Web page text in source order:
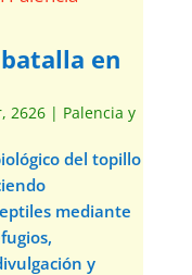
en
2626| Palencia y
del topillo
mediante
y